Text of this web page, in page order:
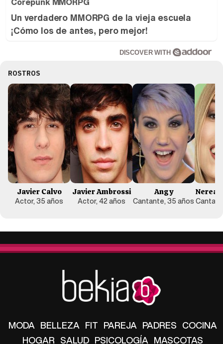
Un verdadero MMORPG de la vieja escuela
¡Cómo los de antes, pero mejor!
DISCOVER WITH
ROSTROS
Javier Calvo
Actor, 35 años
Javier Ambrossi
Actor, 42 años
Angy
Cantante, 35 años
Nerea
MODA BELLEZA FIT PAREJA PADRES COCINA
HOGAR SALUD PSICOLOGÍA MASCOTAS